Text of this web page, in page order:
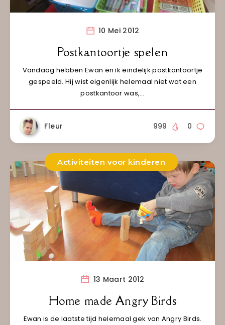
10 Mei 2012
Postkantoortje spelen
Vandaag hebben Ewan en ik eindelijk postkantoortje
gespeeld. Hij wist eigenlijk helemaal niet wat een
postkantoor was,…
Fleur 0
999
Activiteiten voor kinderen
13 Maart 2012
Home made Angry Birds
Ewan is de laatste tijd helemaal gek van Angry Birds.